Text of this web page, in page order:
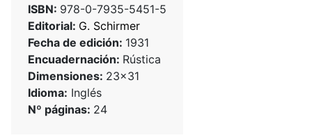
ISBN: 978-0-7935-5451-5
Editorial: G. Schirmer
Fecha de edición: 1931
Encuadernación: Rústica
Dimensiones: 23x31
Idioma: Inglés
Nº páginas: 24